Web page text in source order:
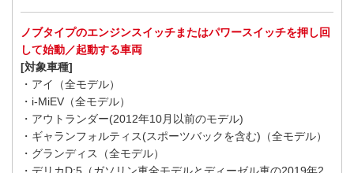
ノブタイプのエンジンスイッチまたはパワースイッチを押し回
して始動／起動する車両
[対象車種]
・アイ（全モデル）
・i-MiEV（全モデル）
・アウトランダー(2012年10月以前のモデル)
・ギャランフォルティス(スポーツバックを含む)（全モデル）
・グランディス（全モデル）